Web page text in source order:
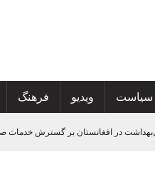
سياست ویدیو فرهنگ
در افغانستان بر گسترش خدمات